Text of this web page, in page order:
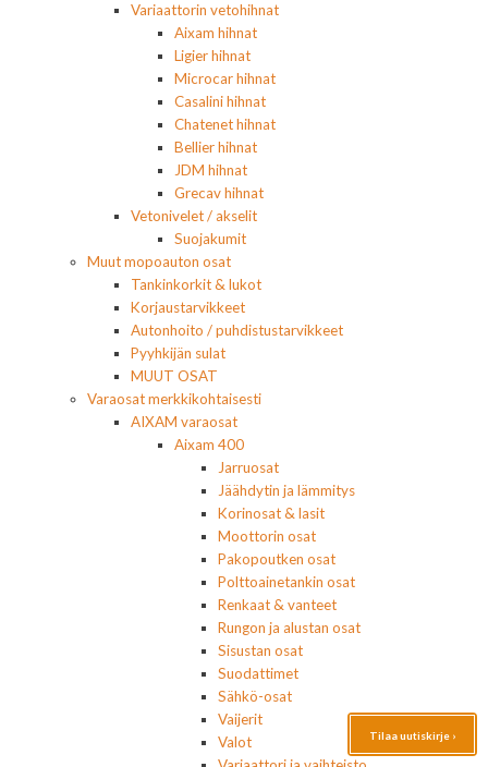
Variaattorin vetohihnat
Aixam hihnat
Ligier hihnat
Microcar hihnat
Casalini hihnat
Chatenet hihnat
Bellier hihnat
JDM hihnat
Grecav hihnat
Vetonivelet / akselit
Suojakumit
Muut mopoauton osat
Tankinkorkit & lukot
Korjaustarvikkeet
Autonhoito / puhdistustarvikkeet
Pyyhkijän sulat
MUUT OSAT
Varaosat merkkikohtaisesti
AIXAM varaosat
Aixam 400
Jarruosat
Jäähdytin ja lämmitys
Korinosat & lasit
Moottorin osat
Pakopoutken osat
Polttoainetankin osat
Renkaat & vanteet
Rungon ja alustan osat
Sisustan osat
Suodattimet
Sähkö-osat
Vaijerit
Valot
Tilaa uutiskirje ›